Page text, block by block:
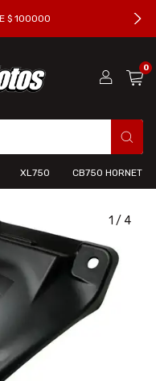
$ 100000
0
XL750 CB750 HORNET
1 / 4